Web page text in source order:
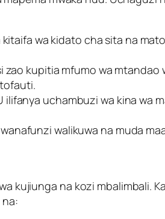
wa kidato cha sita na
kupitia mfumo wa mtandao
ilifanya uchambuzi wa kina wa
walikuwa na muda
kujiunga na kozi mbalimbali.